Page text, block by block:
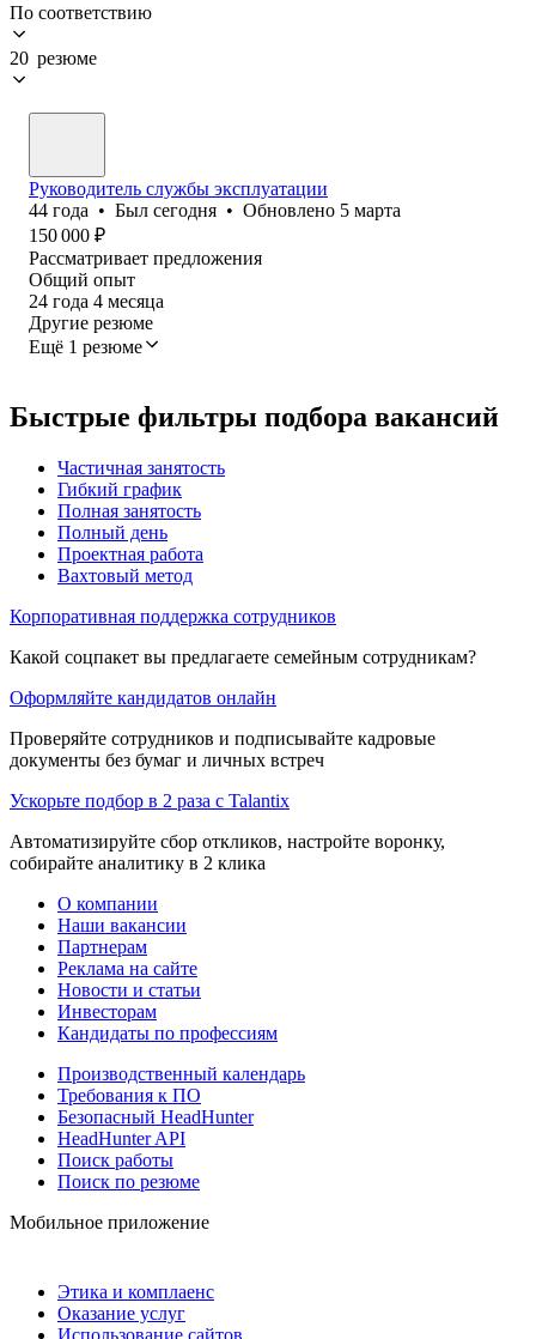
По соответствию
20 резюме
Руководитель службы эксплуатации
44 года • Был сегодня • Обновлено 5 марта
150 000 ₽
Рассматривает предложения
Общий опыт
24 года 4 месяца
Другие резюме
Ещё 1 резюме
Быстрые фильтры подбора вакансий
Частичная занятость
Гибкий график
Полная занятость
Полный день
Проектная работа
Вахтовый метод
Корпоративная поддержка сотрудников
Какой соцпакет вы предлагаете семейным сотрудникам?
Оформляйте кандидатов онлайн
Проверяйте сотрудников и подписывайте кадровые
документы без бумаг и личных встреч
Ускорьте подбор в 2 раза с Talantix
Автоматизируйте сбор откликов, настройте воронку,
собирайте аналитику в 2 клика
О компании
Наши вакансии
Партнерам
Реклама на сайте
Новости и статьи
Инвесторам
Кандидаты по профессиям
Производственный календарь
Требования к ПО
Безопасный HeadHunter
HeadHunter API
Поиск работы
Поиск по резюме
Мобильное приложение
Этика и комплаенс
Оказание услуг
Использование сайтов